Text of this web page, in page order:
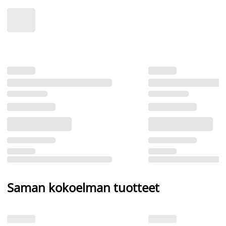
Saman kokoelman tuotteet